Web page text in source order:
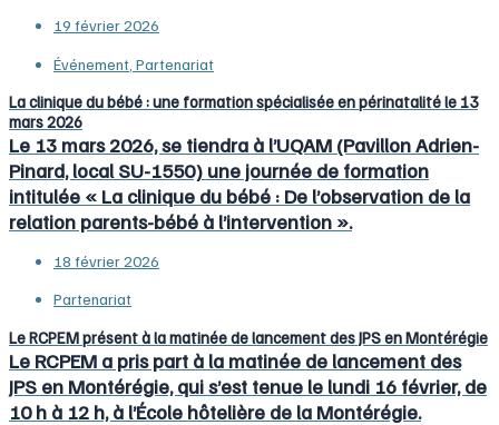
19 février 2026
Événement Partenariat
La clinique du bébé : une formation spécialisée en périnatalité le 13
mars 2026
Le 13 mars 2026, se tiendra à l’UQAM (Pavillon Adrien-
Pinard, local SU-1550) une journée de formation
intitulée « La clinique du bébé : De l’observation de la
relation parents-bébé à l’intervention ».
18 février 2026
Partenariat
Le RCPEM présent à la matinée de lancement des JPS en Montérégie
Le RCPEM a pris part à la matinée de lancement des
JPS en Montérégie, qui s’est tenue le lundi 16 février, de
10 h à 12 h, à l’École hôtelière de la Montérégie.